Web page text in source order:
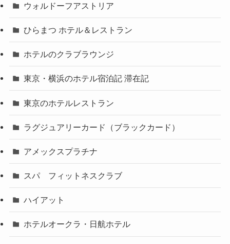
ウォルドーフアストリア
ひらまつ ホテル＆レストラン
ホテルのクラブラウンジ
東京・横浜のホテル宿泊記 滞在記
東京のホテルレストラン
ラグジュアリーカード（ブラックカード）
アメックスプラチナ
スパ フィットネスクラブ
ハイアット
ホテルオークラ・日航ホテル